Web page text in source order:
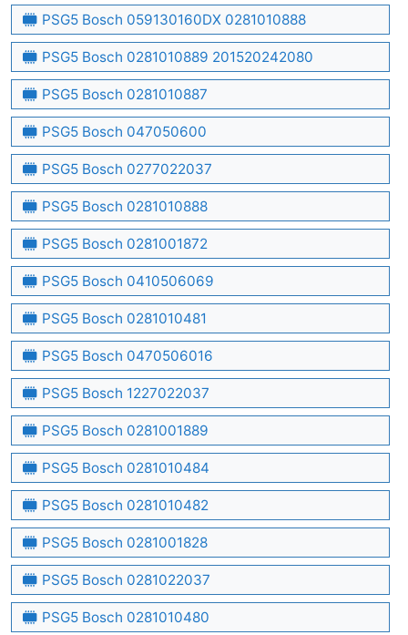
PSG5 Bosch 059130160DX 0281010888
PSG5 Bosch 0281010889 201520242080
PSG5 Bosch 0281010887
PSG5 Bosch 047050600
PSG5 Bosch 0277022037
PSG5 Bosch 0281010888
PSG5 Bosch 0281001872
PSG5 Bosch 0410506069
PSG5 Bosch 0281010481
PSG5 Bosch 0470506016
PSG5 Bosch 1227022037
PSG5 Bosch 0281001889
PSG5 Bosch 0281010484
PSG5 Bosch 0281010482
PSG5 Bosch 0281001828
PSG5 Bosch 0281022037
PSG5 Bosch 0281010480